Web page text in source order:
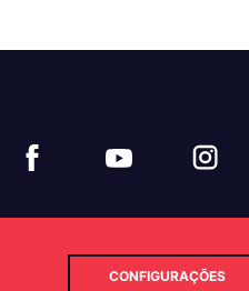
CONFIGURAÇÕES